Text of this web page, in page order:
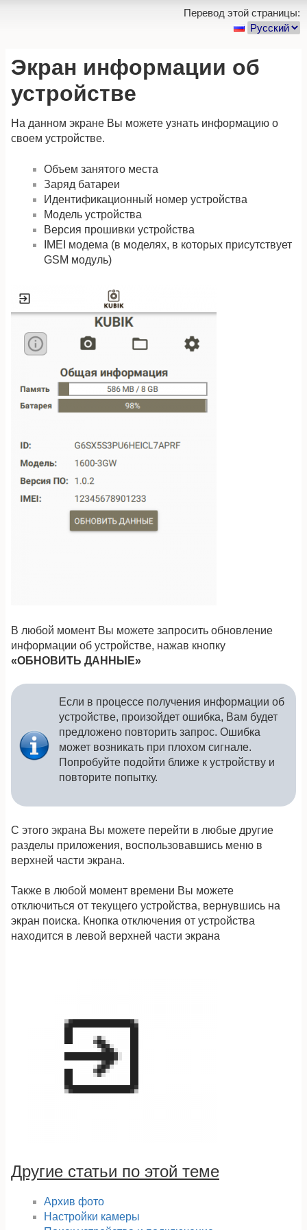
Перевод этой страницы:
Экран информации об
устройстве
На данном экране Вы можете узнать информацию о
своем устройстве.
Объем занятого места
Заряд батареи
Идентификационный номер устройства
Модель устройства
Версия прошивки устройства
IMEI модема (в моделях, в которых присутствует
GSM модуль)
В любой момент Вы можете запросить обновление
информации об устройстве, нажав кнопку
«ОБНОВИТЬ ДАННЫЕ»
Если в процессе получения информации об
устройстве, произойдет ошибка, Вам будет
предложено повторить запрос. Ошибка
может возникать при плохом сигнале.
Попробуйте подойти ближе к устройству и
повторите попытку.
С этого экрана Вы можете перейти в любые другие
разделы приложения, воспользовавшись меню в
верхней части экрана.
Также в любой момент времени Вы можете
отключиться от текущего устройства, вернувшись на
экран поиска. Кнопка отключения от устройства
находится в левой верхней части экрана
Другие статьи по этой теме
Архив фото
Настройки камеры